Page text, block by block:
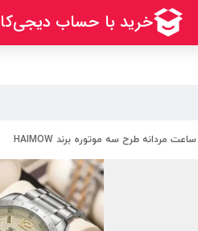
ساعت مردانه طرح سه موتوره برند HAIMOW